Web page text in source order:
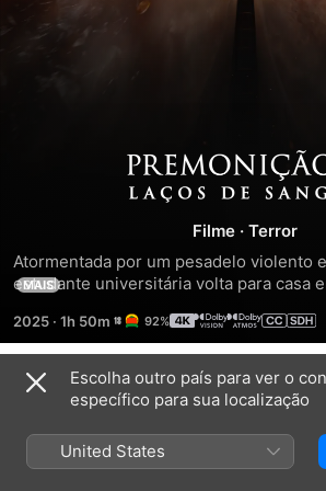
Laços
de
Sangue
Filme · Terror
Atormentada por um pesadelo violento
estudante universitária volta para casa
salvar sua família do terrível destino
aguarda.
MAIS
2025 · 1h 50m 92%
Trailers
Escolha outro país para ver o
específico para sua localização
United States